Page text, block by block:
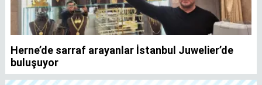
Herne’de sarraf arayanlar İstanbul Juwelier’de
buluşuyor